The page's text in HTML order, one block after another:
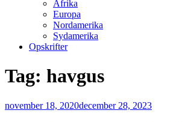
Afrika
Europa
Nordamerika
Sydamerika
Opskrifter
Tag: havgus
Udgivet
november 18, 2020december 28, 2023